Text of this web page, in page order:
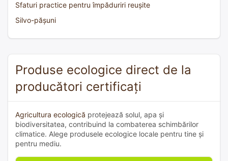
Sfaturi practice pentru împăduriri reușite
Silvo-pășuni
Produse ecologice direct de la
producători certificați
Agricultura ecologică protejează solul, apa și
biodiversitatea, contribuind la combaterea schimbărilor
climatice. Alege produsele ecologice locale pentru tine și
pentru mediu.